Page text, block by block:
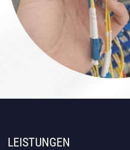
LEISTUNGEN